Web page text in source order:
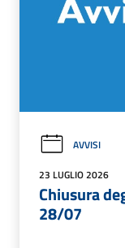
AVVISI
23 LUGLIO 2026
Chiusura
28/07